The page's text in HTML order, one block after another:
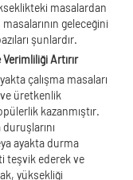
masalardan
geleceğini
şunlardır.
Artırır
çalışma masaları
üretkenlik
kazanmıştır.
ayakta durma
teşvik ederek ve
yüksekliği